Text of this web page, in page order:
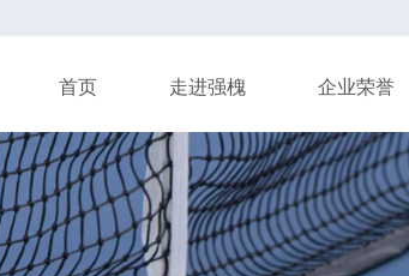
首页 走进强槐 企业荣誉